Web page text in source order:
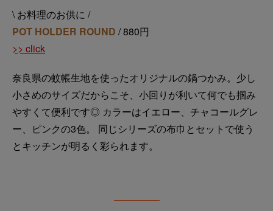
\ お料理のお供に /
POT HOLDER ROUND / 880円
>> click
奈良県の蚊帳生地を使ったオリジナルの鍋つかみ。少し
小さめのサイズだからこそ、小回りが利いて何でも掴み
やすくて便利です◎ カラーはイエロー、チャコールグレ
ー、ピンクの3色。 同じシリーズの布巾とセットで使う
とキッチンが明るく彩られます。